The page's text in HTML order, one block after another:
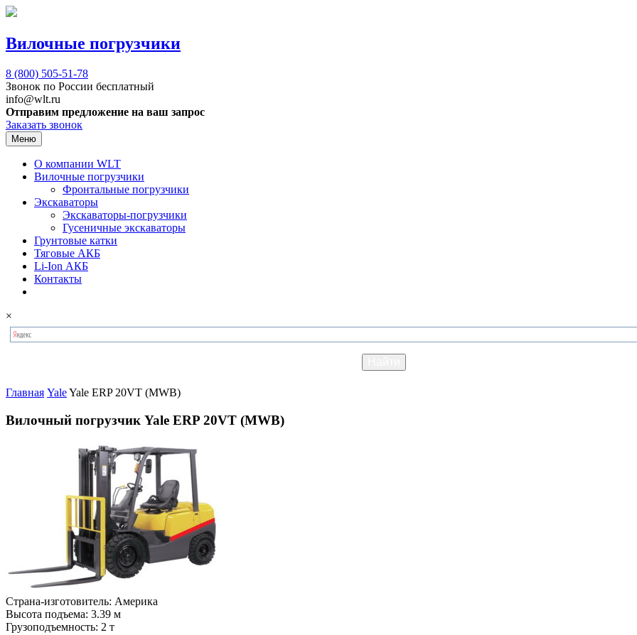
Вилочные погрузчики
8 (800) 505-51-78
Звонок по России бесплатный
info@wlt.ru
Отправим предложение на ваш запрос
Заказать звонок
Меню
О компании WLT
Вилочные погрузчики
Фронтальные погрузчики
Экскаваторы
Экскаваторы-погрузчики
Гусеничные экскаваторы
Грунтовые катки
Тяговые АКБ
Li-Ion АКБ
Контакты
×
Главная YaleYale ERP 20VT (MWB)
Вилочный погрузчик Yale ERP 20VT (MWB)
Страна-изготовитель: Америка
Высота подъема: 3.39 м
Грузоподъемность: 2 т